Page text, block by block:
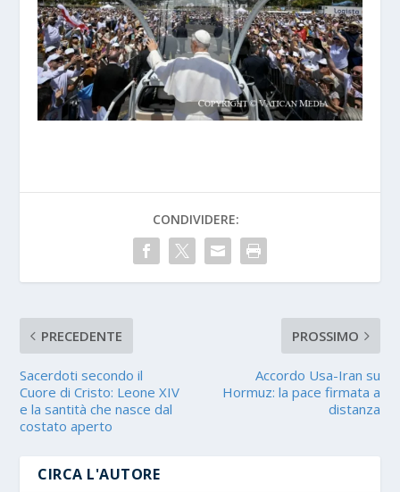
CONDIVIDERE:
PRECEDENTE
Sacerdoti secondo il
Cuore di Cristo: Leone XIV
e la santità che nasce dal
costato aperto
PROSSIMO
Accordo Usa-Iran su
Hormuz: la pace firmata a
distanza
CIRCA L'AUTORE